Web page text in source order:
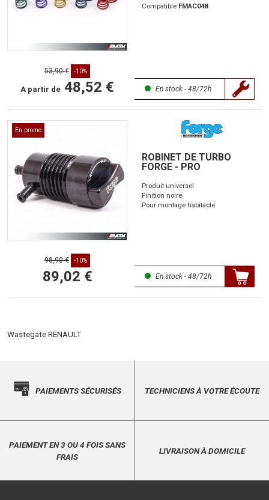
Compatible FMAC048
53,90 € -10%
A partir de 48,52 € En stock - 48/72h
En promo
ROBINET DE TURBO
FORGE - PRO
Produit universel
Finition noire
Pour montage habitacle
98,90 € -10%
89,02 € En stock - 48/72h
Wastegate RENAULT
PAIEMENTS SÉCURISÉS TECHNICIENS À VOTRE ÉCOUTE
PAIEMENT EN 3 OU 4 FOIS SANS
FRAIS
LIVRAISON À DOMICILE